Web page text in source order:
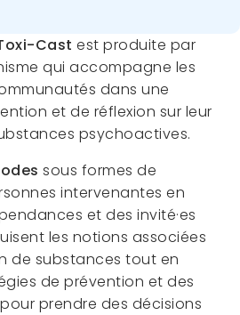
Cast est produite par
qui accompagne les
dans une
et de réflexion sur leur
psychoactives.
sous formes de
intervenantes en
et des invité·es
les notions associées
de substances tout en
de prévention et des
prendre des décisions